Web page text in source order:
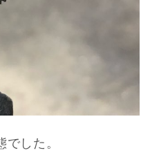
した。